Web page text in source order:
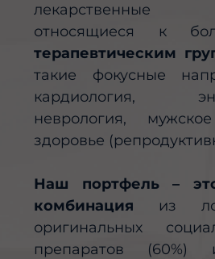
лекарственные
относящиеся к
терапевтическим
такие фокусные
кардиология,
неврология,
здоровье
Наш портфель –
комбинация из
оригинальных
препаратов (60%)